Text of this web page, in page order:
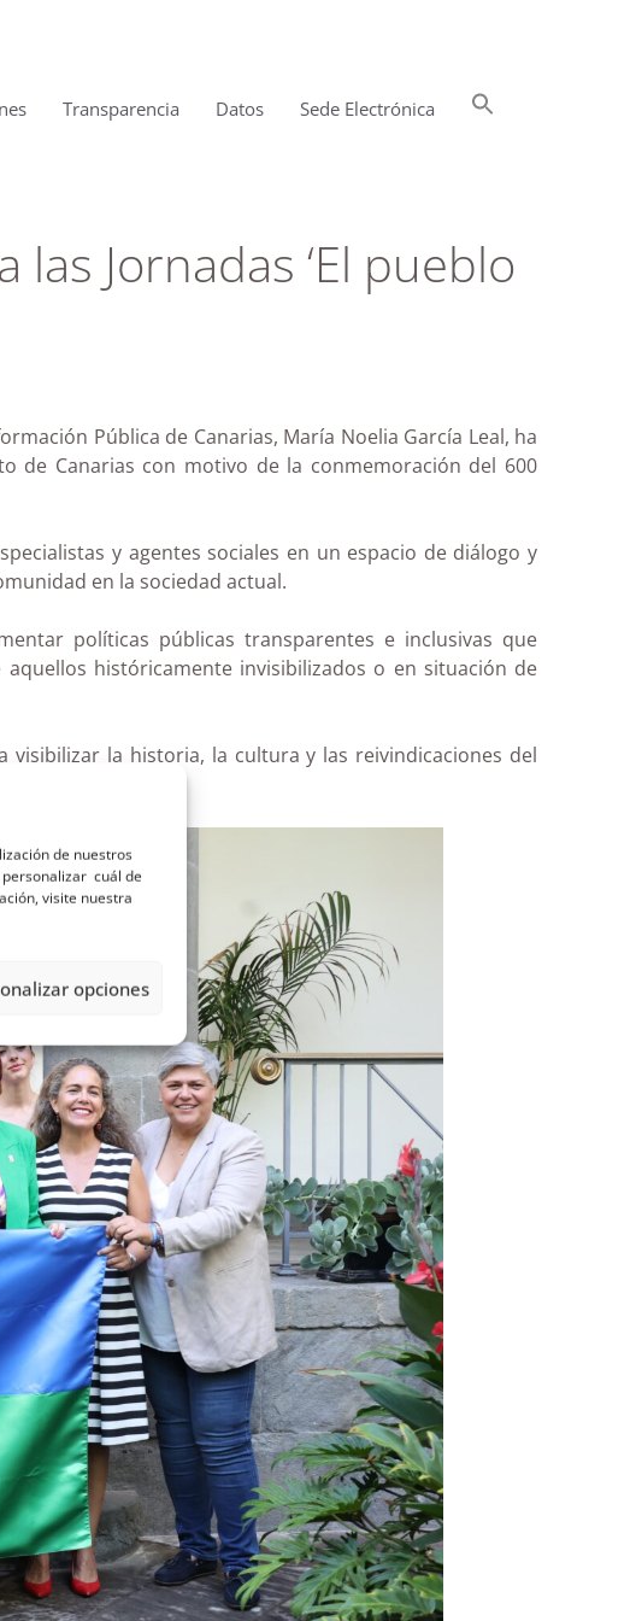
de nuestros
cuál de
visite nuestra
opciones
Transparencia Datos Sede Electrónica
Jornadas ‘El pueblo
Pública de Canarias, María Noelia García Leal, ha
de Canarias con motivo de la conmemoración del 600
y agentes sociales en un espacio de diálogo y
en la sociedad actual.
políticas públicas transparentes e inclusivas que
históricamente invisibilizados o en situación de
la historia, la cultura y las reivindicaciones del